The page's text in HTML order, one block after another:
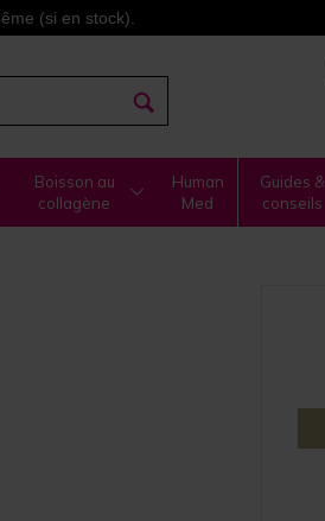
(si en stock).
Boisson au
collagène
Human
Med
Guides &
conseils